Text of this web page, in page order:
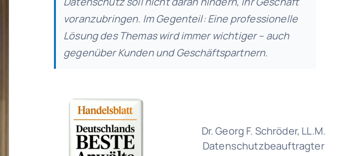
voranzubringen. Im Gegenteil: Eine professionelle
Lösung des Themas wird immer wichtiger – auch
gegenüber Kunden und Geschäftspartnern.
Dr. Georg F. Schröder, LL.M.
Datenschutzbeauftragter